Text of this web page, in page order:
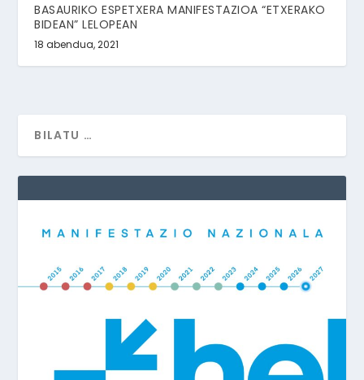
BASAURIKO ESPETXERA MANIFESTAZIOA “ETXERAKO
BIDEAN” LELOPEAN
18 abendua, 2021